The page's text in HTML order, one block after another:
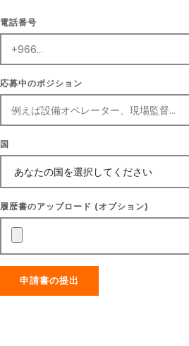
PHONE NUMBER
電話番号
POSITION APPLYING FOR
応募中のポジション
COUNTRY
国
UPLOAD CV (OPTIONAL)
履歴書のアップロード (オプション)
申請書の提出